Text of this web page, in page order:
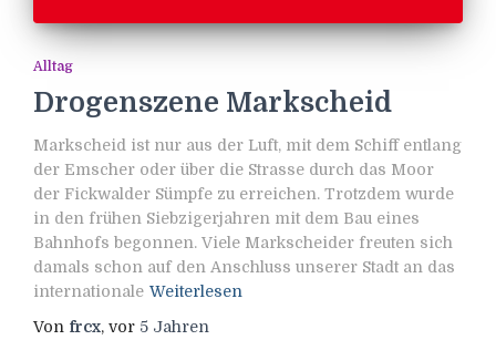
Alltag
Drogenszene Markscheid
Markscheid ist nur aus der Luft, mit dem Schiff entlang
der Emscher oder über die Strasse durch das Moor
der Fickwalder Sümpfe zu erreichen. Trotzdem wurde
in den frühen Siebzigerjahren mit dem Bau eines
Bahnhofs begonnen. Viele Markscheider freuten sich
damals schon auf den Anschluss unserer Stadt an das
internationale Weiterlesen
Von frcx, vor 5 Jahren